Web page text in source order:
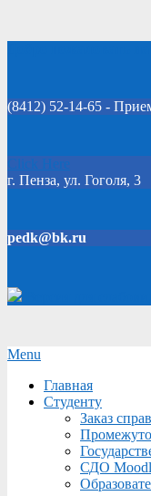
(8412) 52-14-65 -
Click Here
г. Пенза, ул. Гоголя, 3
pedk@bk.ru
Secondary
Menu
Menu
Главная
Студенту
Заказ
СДО